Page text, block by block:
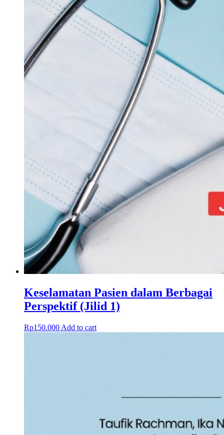
Keselamatan Pasien dalam Berbagai
Perspektif (Jilid 1)
Rp150.000 Add to cart